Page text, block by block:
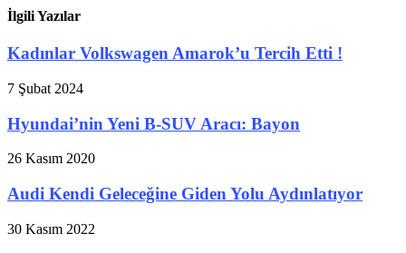
İlgili Yazılar
Kadınlar Volkswagen Amarok’u Tercih Etti !
7 Şubat 2024
Hyundai’nin Yeni B-SUV Aracı: Bayon
26 Kasım 2020
Audi Kendi Geleceğine Giden Yolu Aydınlatıyor
30 Kasım 2022